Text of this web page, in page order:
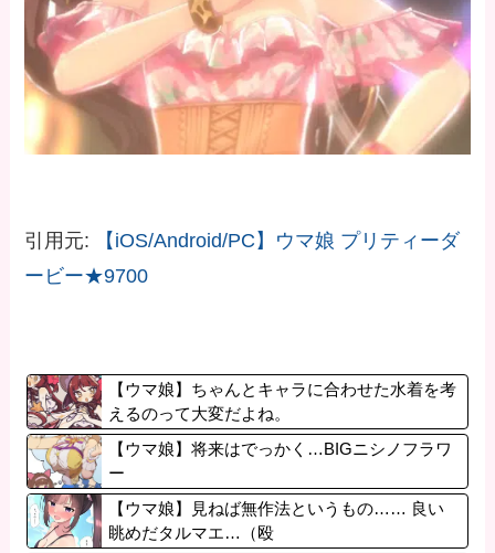
引用元:
【iOS/Android/PC】ウマ娘 プリティーダ
ービー★9700
【ウマ娘】ちゃんとキャラに合わせた水着を考
えるのって大変だよね。
【ウマ娘】将来はでっかく…BIGニシノフラワ
ー
【ウマ娘】見ねば無作法というもの…… 良い
眺めだタルマエ…（殴